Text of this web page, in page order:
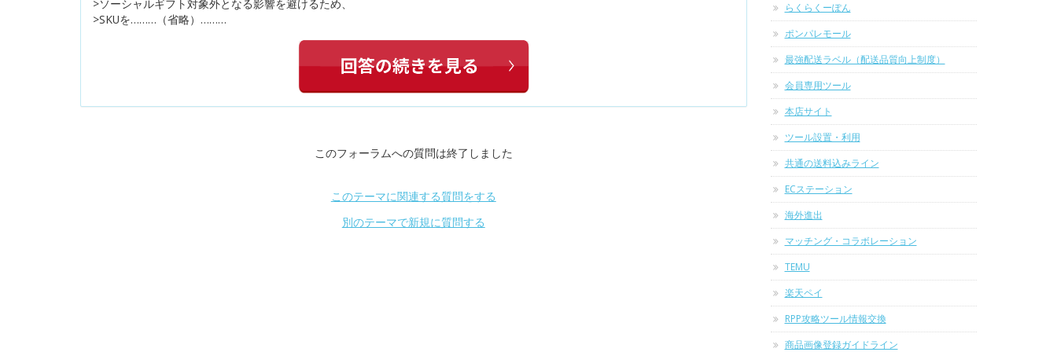
>ソーシャルギフト対象外となる影響を避けるため、
>SKUを………（省略）………
このフォーラムへの質問は終了しました
このテーマに関連する質問をする
別のテーマで新規に質問する
らくらくーぽん
ポンパレモール
最強配送ラベル（配送品質向上制度）
会員専用ツール
本店サイト
ツール設置・利用
共通の送料込みライン
ECステーション
海外進出
マッチング・コラボレーション
TEMU
楽天ペイ
RPP攻略ツール情報交換
商品画像登録ガイドライン